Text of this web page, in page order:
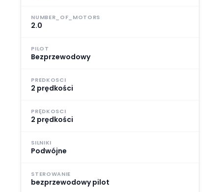
NUMBER_OF_MOTORS
2.0
PILOT
Bezprzewodowy
PREDKOSCI
2 prędkości
PRĘDKOSCI
2 prędkości
SILNIKI
Podwójne
STEROWANIE
bezprzewodowy pilot